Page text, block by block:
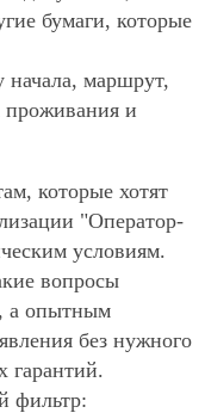
бумаги, которые
начала, маршрут,
проживания и
которые хотят
"Оператор-
условиям.
вопросы
а опытным
без нужного
гарантий.
фильтр: